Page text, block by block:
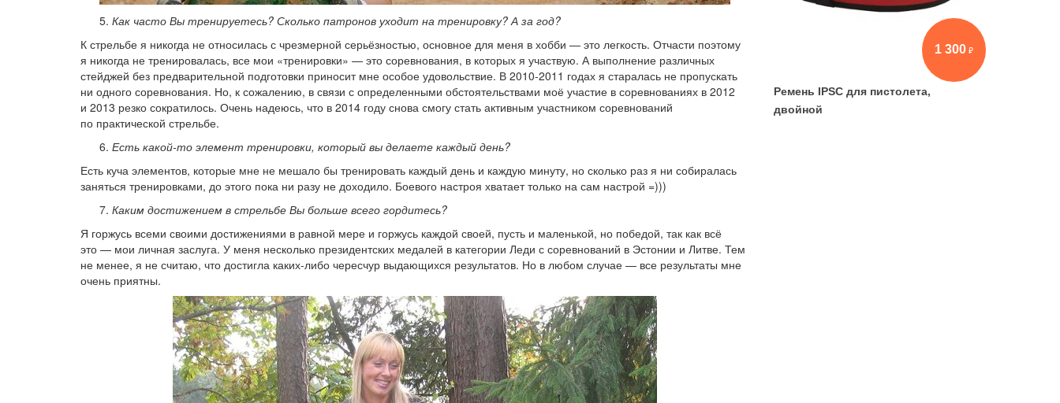
Как часто Вы тренируетесь? Сколько патронов уходит на тренировку? А за год?
К стрельбе я никогда не относилась с чрезмерной серьёзностью, основное для меня в хобби — это легкость. Отчасти поэтому
я никогда не тренировалась, все мои «тренировки» — это соревнования, в которых я участвую. А выполнение различных
стейджей без предварительной подготовки приносит мне особое удовольствие. В 2010-2011 годах я старалась не пропускать
ни одного соревнования. Но, к сожалению, в связи с определенными обстоятельствами моё участие в соревнованиях в 2012
и 2013 резко сократилось. Очень надеюсь, что в 2014 году снова смогу стать активным участником соревнований
по практической стрельбе.
Есть какой-то элемент тренировки, который вы делаете каждый день?
Есть куча элементов, которые мне не мешало бы тренировать каждый день и каждую минуту, но сколько раз я ни собиралась
заняться тренировками, до этого пока ни разу не доходило. Боевого настроя хватает только на сам настрой =)))
Каким достижением в стрельбе Вы больше всего гордитесь?
Я горжусь всеми своими достижениями в равной мере и горжусь каждой своей, пусть и маленькой, но победой, так как всё
это — мои личная заслуга. У меня несколько президентских медалей в категории Леди с соревнований в Эстонии и Литве. Тем
не менее, я не считаю, что достигла каких-либо чересчур выдающихся результатов. Но в любом случае — все результаты мне
очень приятны.
1 300
Ремень IPSC для пистолета,
двойной